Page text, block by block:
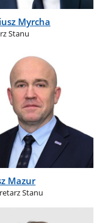
Myrcha
Stanu
Mazur
Stanu